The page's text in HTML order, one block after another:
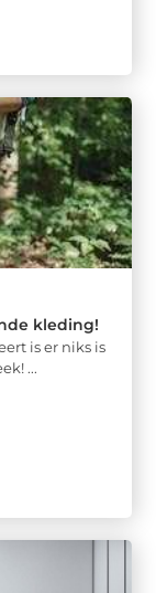
kleding!
is er niks is
...